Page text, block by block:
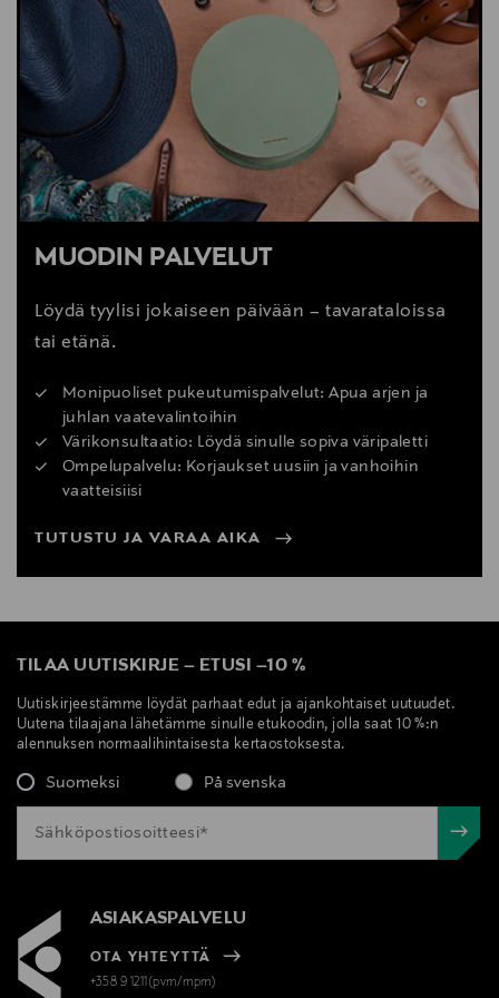
MUODIN PALVELUT
Löydä tyylisi jokaiseen päivään – tavarataloissa
tai etänä.
Monipuoliset pukeutumispalvelut: Apua arjen ja
juhlan vaatevalintoihin
Värikonsultaatio: Löydä sinulle sopiva väripaletti
Ompelupalvelu: Korjaukset uusiin ja vanhoihin
vaatteisiisi
TUTUSTU JA VARAA AIKA
TILAA UUTISKIRJE – ETUSI –10 %
Uutiskirjeestämme löydät parhaat edut ja ajankohtaiset uutuudet.
Uutena tilaajana lähetämme sinulle etukoodin, jolla saat 10 %:n
alennuksen normaalihintaisesta kertaostoksesta.
Suomeksi På svenska
ASIAKASPALVELU
OTA YHTEYTTÄ
+358 9 1211(pvm/mpm)